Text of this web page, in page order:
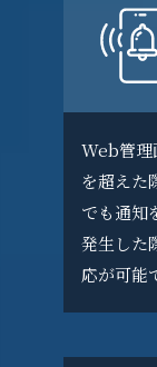
Web管理
を超えた
でも通知
発生した
応が可能